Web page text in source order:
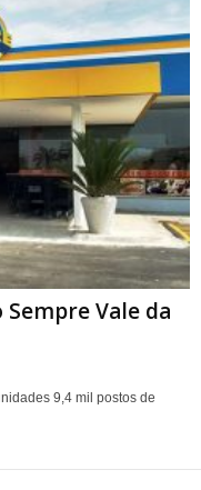
Vale da
9,4 mil postos de